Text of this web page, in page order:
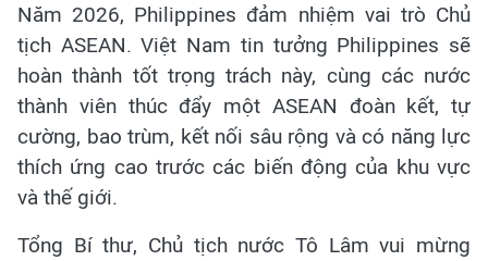
Năm 2026, Philippines đảm nhiệm vai trò Chủ
tịch ASEAN. Việt Nam tin tưởng Philippines sẽ
hoàn thành tốt trọng trách này, cùng các nước
thành viên thúc đẩy một ASEAN đoàn kết, tự
cường, bao trùm, kết nối sâu rộng và có năng lực
thích ứng cao trước các biến động của khu vực
và thế giới.
Tổng Bí thư, Chủ tịch nước Tô Lâm vui mừng